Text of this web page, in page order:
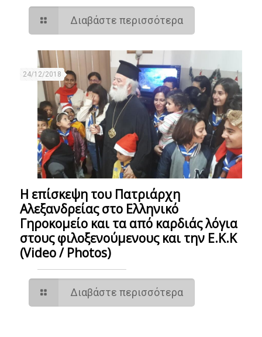
Διαβάστε περισσότερα
24/12/2018
Η επίσκεψη του Πατριάρχη
Αλεξανδρείας στο Ελληνικό
Γηροκομείο και τα από καρδιάς λόγια
στους φιλοξενούμενους και την Ε.Κ.Κ
(Video / Photos)
Διαβάστε περισσότερα